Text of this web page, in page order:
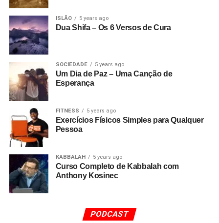
ISLÃO 5 years ago
Dua Shifa – Os 6 Versos de Cura
SOCIEDADE 5 years ago
Um Dia de Paz – Uma Canção de
Esperança
FITNESS 5 years ago
Exercícios Físicos Simples para Qualquer
Pessoa
KABBALAH 5 years ago
Curso Completo de Kabbalah com
Anthony Kosinec
PODCAST